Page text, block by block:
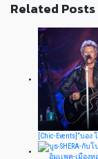
Related Posts
[Chic-Events]“บ